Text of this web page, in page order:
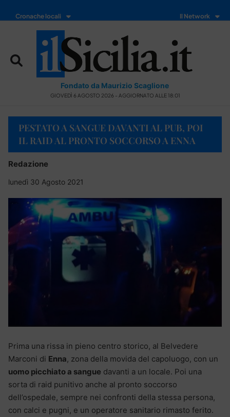
Cronache locali Il Network
Fondato da Maurizio Scaglione
GIOVEDÌ 6 AGOSTO 2026 - AGGIORNATO ALLE 18:01
PESTATO A SANGUE DAVANTI AL PUB, POI
IL RAID AL PRONTO SOCCORSO A ENNA
Redazione
lunedì 30 Agosto 2021
Prima una rissa in pieno centro storico, al Belvedere
Marconi di Enna, zona della movida del capoluogo, con un
uomo picchiato a sangue davanti a un locale. Poi una
sorta di raid punitivo anche al pronto soccorso
dell’ospedale, sempre nei confronti della stessa persona,
con calci e pugni, e un operatore sanitario rimasto ferito.